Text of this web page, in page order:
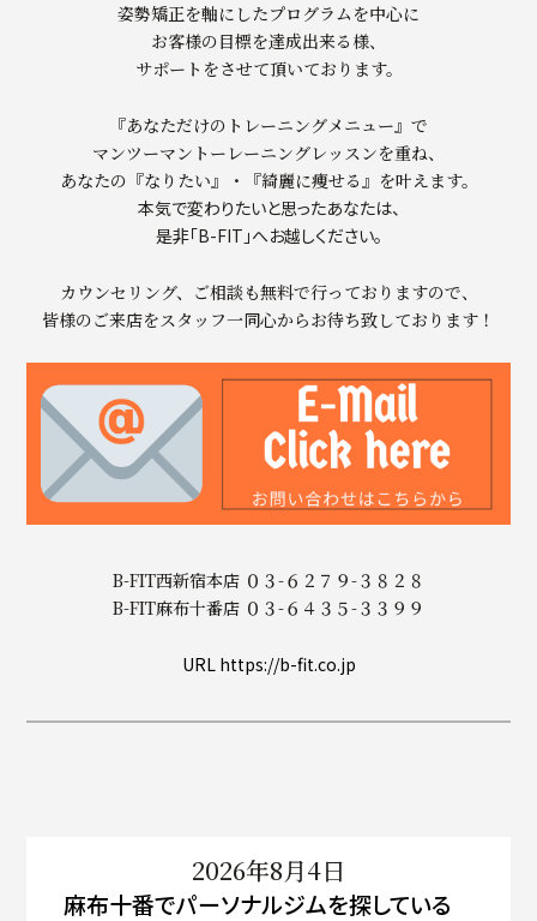
姿勢矯正を軸にしたプログラムを中心に
お客様の目標を達成出来る様、
サポートをさせて頂いております。
『あなただけのトレーニングメニュー』で
マンツーマントーレーニングレッスンを重ね、
あなたの『なりたい』・『綺麗に痩せる』を叶えます。
本気で変わりたいと思ったあなたは、
是非「B-FIT」へお越しください。
カウンセリング、ご相談も無料で行っておりますので、
皆様のご来店をスタッフ一同心からお待ち致しております！
B-FIT西新宿本店 ０３-６２７９-３８２８
B-FIT麻布十番店 ０３-６４３５-３３９９
URL https://b-fit.co.jp
2026年8月4日
麻布十番でパーソナルジムを探している